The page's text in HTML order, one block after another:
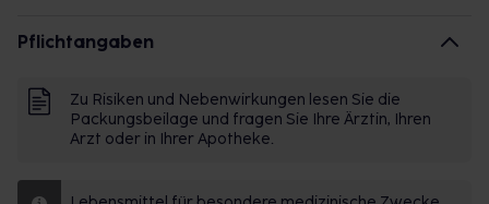
Pflichtangaben
Zu Risiken und Nebenwirkungen lesen Sie die
Packungsbeilage und fragen Sie Ihre Ärztin, Ihren
Arzt oder in Ihrer Apotheke.